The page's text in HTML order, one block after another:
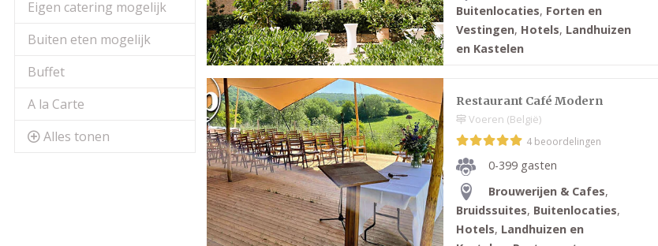
Eigen catering mogelijk
Buiten eten mogelijk
Buffet
A la Carte
Alles tonen
Buitenlocaties, Forten en
Vestingen, Hotels, Landhuizen
en Kastelen
Restaurant Café Modern
Voeren (België)
4 beoordelingen
0-399 gasten
Brouwerijen & Cafes,
Bruidssuites, Buitenlocaties,
Hotels, Landhuizen en